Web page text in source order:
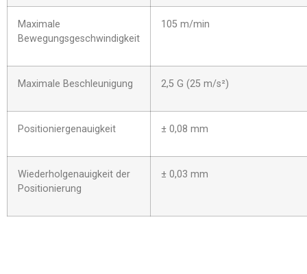
Maximale
Bewegungsgeschwindigkeit
105 m/min
Maximale Beschleunigung 2,5 G (25 m/s²)
Positioniergenauigkeit ± 0,08 mm
Wiederholgenauigkeit der
Positionierung
± 0,03 mm